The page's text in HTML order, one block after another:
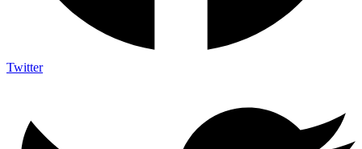
Twitter